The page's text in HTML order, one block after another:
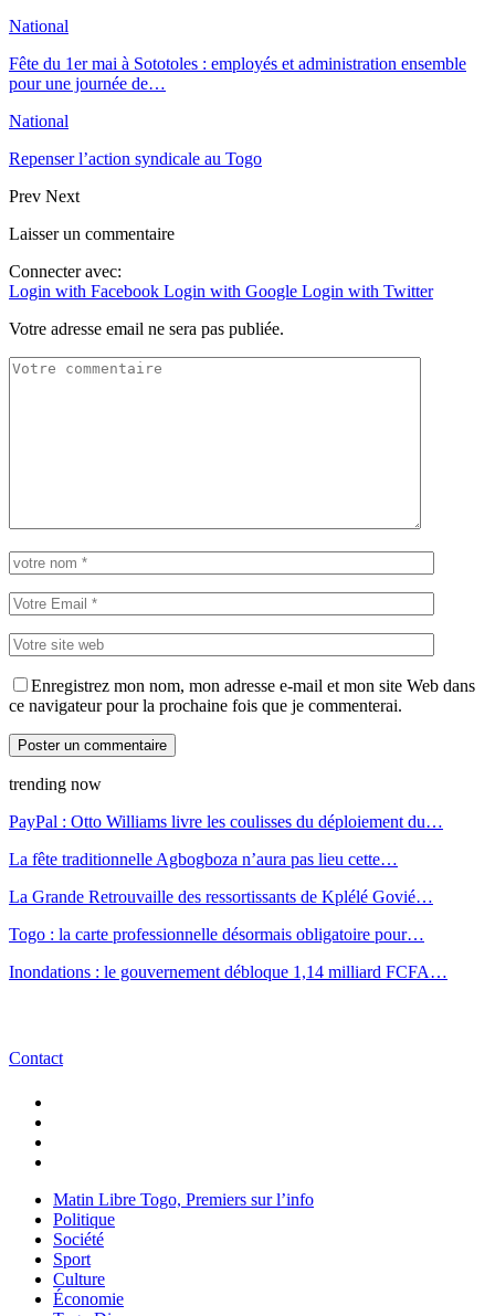
National
Fête du 1er mai à Sototoles : employés et administration ensemble
pour une journée de…
National
Repenser l’action syndicale au Togo
Prev Next
Laisser un commentaire
Connecter avec:
Login with Facebook Login with Google Login with Twitter
Votre adresse email ne sera pas publiée.
Enregistrez mon nom, mon adresse e-mail et mon site Web dans
ce navigateur pour la prochaine fois que je commenterai.
trending now
PayPal : Otto Williams livre les coulisses du déploiement du…
La fête traditionnelle Agbogboza n’aura pas lieu cette…
La Grande Retrouvaille des ressortissants de Kplélé Govié…
Togo : la carte professionnelle désormais obligatoire pour…
Inondations : le gouvernement débloque 1,14 milliard FCFA…
Contact
Matin Libre Togo, Premiers sur l’info
Politique
Société
Sport
Culture
Économie